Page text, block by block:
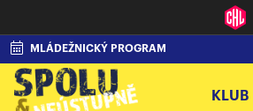
MLÁDEŽNICKÝ PROGRAM
KLUB